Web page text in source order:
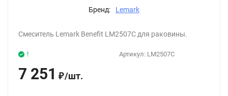
Бренд: Lemark
Смеситель Lemark Benefit LM2507C для раковины.
Артикул: LM2507C
!
7 251 ₽/шт.